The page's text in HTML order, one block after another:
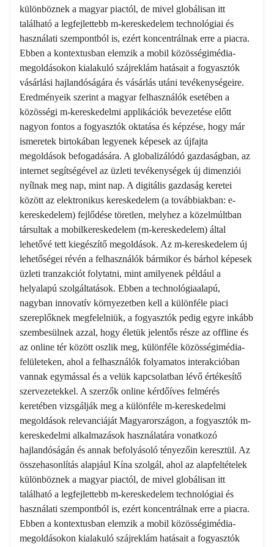
különböznek a magyar piactól, de mivel globálisan itt
található a legfejlettebb m-kereskedelem technológiai és
használati szempontból is, ezért koncentrálnak erre a piacra.
Ebben a kontextusban elemzik a mobil közösségimédia-
megoldásokon kialakuló szájreklám hatásait a fogyasztók
vásárlási hajlandóságára és vásárlás utáni tevékenységeire.
Eredményeik szerint a magyar felhasználók esetében a
közösségi m-kereskedelmi applikációk bevezetése előtt
nagyon fontos a fogyasztók oktatása és képzése, hogy már
ismeretek birtokában legyenek képesek az újfajta
megoldások befogadására. A globalizálódó gazdaságban, az
internet segítségével az üzleti tevékenységek új dimenziói
nyílnak meg nap, mint nap. A digitális gazdaság keretei
között az elektronikus kereskedelem (a továbbiakban: e-
kereskedelem) fejlődése töretlen, melyhez a közelmúltban
társultak a mobilkereskedelem (m-kereskedelem) által
lehetővé tett kiegészítő megoldások. Az m-kereskedelem új
lehetőségei révén a felhasználók bármikor és bárhol képesek
üzleti tranzakciót folytatni, mint amilyenek például a
helyalapú szolgáltatások. Ebben a technológiaalapú,
nagyban innovatív környezetben kell a különféle piaci
szereplőknek megfelelniük, a fogyasztók pedig egyre inkább
szembesülnek azzal, hogy életük jelentős része az offline és
az online tér között oszlik meg, különféle közösségimédia-
felületeken, ahol a felhasználók folyamatos interakcióban
vannak egymással és a velük kapcsolatban lévő értékesítő
szervezetekkel. A szerzők online kérdőíves felmérés
keretében vizsgálják meg a különféle m-kereskedelmi
megoldások relevanciáját Magyarországon, a fogyasztók m-
kereskedelmi alkalmazások használatára vonatkozó
hajlandóságán és annak befolyásoló tényezőin keresztül. Az
összehasonlítás alapjául Kína szolgál, ahol az alapfeltételek
különböznek a magyar piactól, de mivel globálisan itt
található a legfejlettebb m-kereskedelem technológiai és
használati szempontból is, ezért koncentrálnak erre a piacra.
Ebben a kontextusban elemzik a mobil közösségimédia-
megoldásokon kialakuló szájreklám hatásait a fogyasztók